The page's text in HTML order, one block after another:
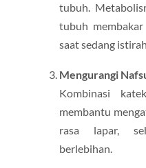
tubuh.
tubuh
saat sedang
Mengurangi
Kombinasi
membantu
rasa lapar,
berlebihan.